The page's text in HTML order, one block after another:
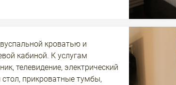
кроватью и
кабиной. К услугам
телевидение, электрический
стол, прикроватные тумбы,